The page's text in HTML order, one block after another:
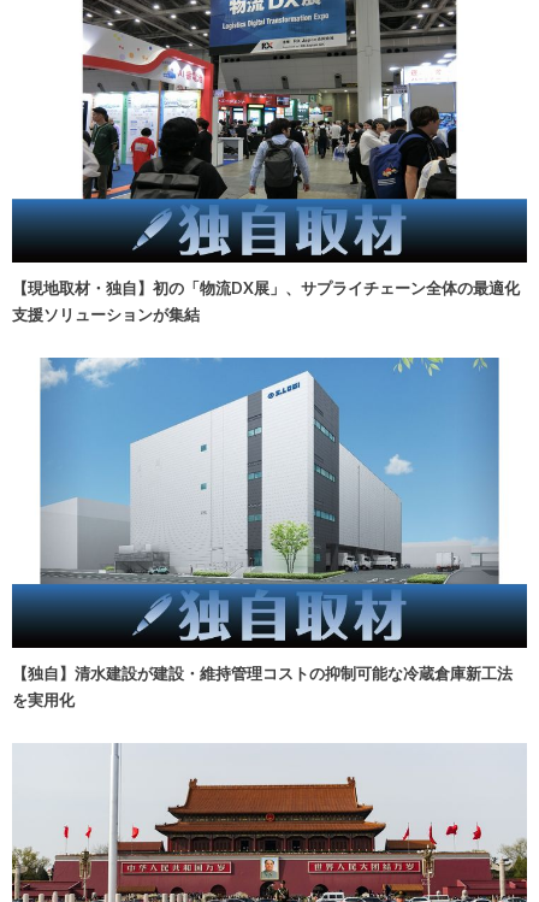
【現地取材・独自】初の「物流DX展」、サプライチェーン全体の最適化
支援ソリューションが集結
【独自】清水建設が建設・維持管理コストの抑制可能な冷蔵倉庫新工法
を実用化